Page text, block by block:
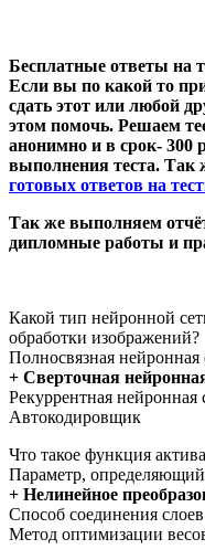
Бесплатные ответы на
Если вы по какой то
сдать этот или любой
этом помочь. Решаем
анонимно и в срок- 300
выполнения теста. Так
готовых ответов на
Так же выполняем
дипломные работы и
Какой тип нейронной
обработки изображений?
Полносвязная нейронная
+ Сверточная
Рекуррентная нейронная
Автокодировщик
Что такое функция
Параметр, определяющий
+ Нелинейное
Способ соединения
Метод оптимизации